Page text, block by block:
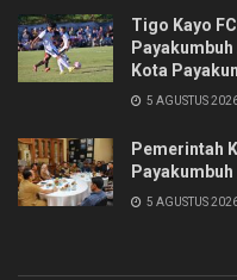
Tigo Kayo FC
Kota
5 AGUSTUS
Pemerintah
5 AGUSTUS